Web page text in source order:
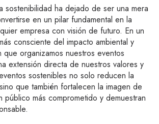
sostenibilidad ha dejado de ser una mera
en un pilar fundamental en la
empresa con visión de futuro. En un
consciente del impacto ambiental y
organizamos nuestros eventos
extensión directa de nuestros valores y
sostenibles no solo reducen la
que también fortalecen la imagen de
público más comprometido y demuestran